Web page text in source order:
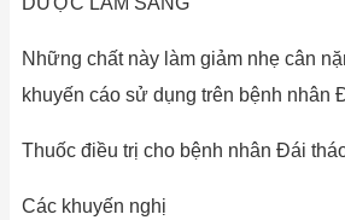
Những chất này làm giảm nhẹ cân
khuyến cáo sử dụng trên bệnh nhân
Thuốc điều trị cho bệnh nhân Đái
Các khuyến nghị